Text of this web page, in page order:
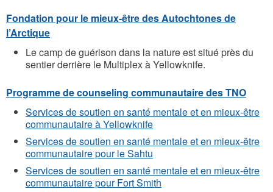
Fondation pour le mieux-être des Autochtones de
l’Arctique
Le camp de guérison dans la nature est situé près du
sentier derrière le Multiplex à Yellowknife.
Programme de counseling communautaire des TNO
Services de soutien en santé mentale et en mieux-être
communautaire à Yellowknife
Services de soutien en santé mentale et en mieux-être
communautaire pour le Sahtu
Services de soutien en santé mentale et en mieux-être
communautaire pour Fort Smith